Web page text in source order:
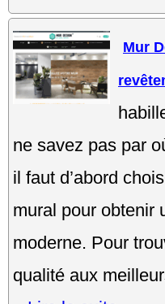
Mur
ne savez pas par
il faut d’abord
mural pour obtenir
moderne. Pour
qualité aux